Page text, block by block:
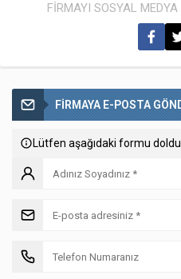
FİRMAYI SOSYAL
FİRMAYA E-POSTA
Lütfen aşağıdaki formu